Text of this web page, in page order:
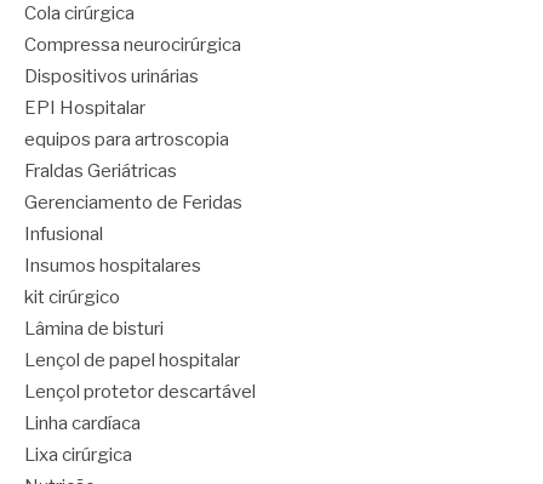
Cola cirúrgica
Compressa neurocirúrgica
Dispositivos urinárias
EPI Hospitalar
equipos para artroscopia
Fraldas Geriátricas
Gerenciamento de Feridas
Infusional
Insumos hospitalares
kit cirúrgico
Lâmina de bisturi
Lençol de papel hospitalar
Lençol protetor descartável
Linha cardíaca
Lixa cirúrgica